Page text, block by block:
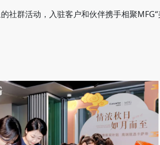
社群活动，入驻客户和伙伴携手相聚